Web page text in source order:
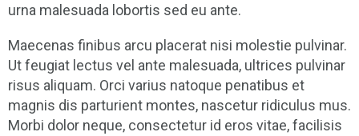
urna malesuada lobortis sed eu ante.
Maecenas finibus arcu placerat nisi molestie pulvinar.
Ut feugiat lectus vel ante malesuada, ultrices pulvinar
risus aliquam. Orci varius natoque penatibus et
magnis dis parturient montes, nascetur ridiculus mus.
Morbi dolor neque, consectetur id eros vitae, facilisis